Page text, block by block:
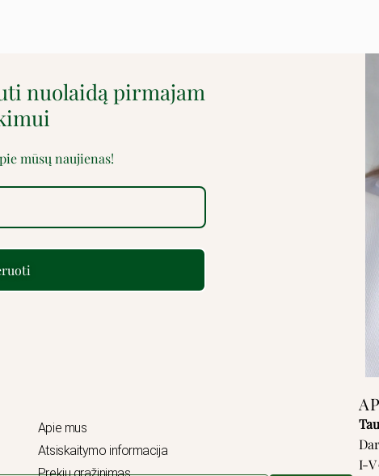
nuolaidą pirmajam
mūsų naujienas!
Apie mus
Atsiskaitymo informacija
I-V